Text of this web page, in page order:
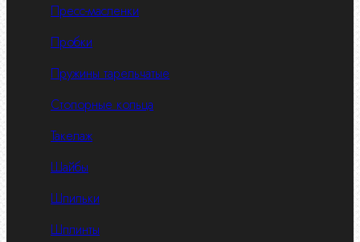
Пресс-масленки
Пробки
Пружины тарельчатые
Стопорные кольца
Такелаж
Шайбы
Шпильки
Шплинты